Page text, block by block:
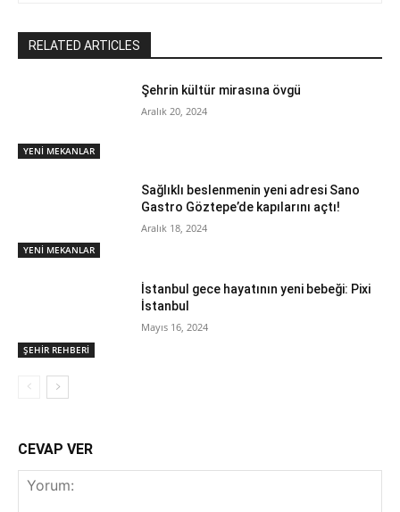
RELATED ARTICLES
YENİ MEKANLAR
Şehrin kültür mirasına övgü
Aralık 20, 2024
YENİ MEKANLAR
Sağlıklı beslenmenin yeni adresi Sano
Gastro Göztepe’de kapılarını açtı!
Aralık 18, 2024
ŞEHİR REHBERİ
İstanbul gece hayatının yeni bebeği: Pixi
İstanbul
Mayıs 16, 2024
CEVAP VER